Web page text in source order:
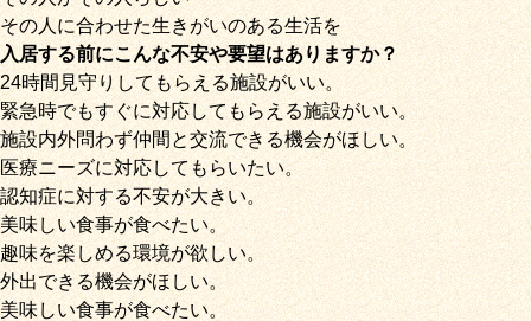
その人に合わせた生きがいのある生活を
入居する前にこんな不安や要望はありますか？
24時間見守りしてもらえる施設がいい。
緊急時でもすぐに対応してもらえる施設がいい。
施設内外問わず仲間と交流できる機会がほしい。
医療ニーズに対応してもらいたい。
認知症に対する不安が大きい。
美味しい食事が食べたい。
趣味を楽しめる環境が欲しい。
外出できる機会がほしい。
美味しい食事が食べたい。